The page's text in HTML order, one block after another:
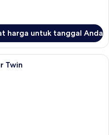
harga untuk tanggal Anda
Twin